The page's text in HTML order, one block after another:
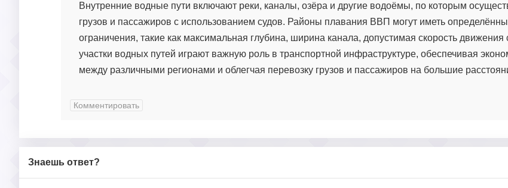
Внутренние водные пути включают реки, каналы, озёра и другие водоёмы, по которым
грузов и пассажиров с использованием судов. Районы плавания ВВП могут иметь
ограничения, такие как максимальная глубина, ширина канала, допустимая скорость движения
участки водных путей играют важную роль в транспортной инфраструктуре, обеспечивая
между различными регионами и облегчая перевозку грузов и пассажиров на большие
Комментировать
Знаешь ответ?